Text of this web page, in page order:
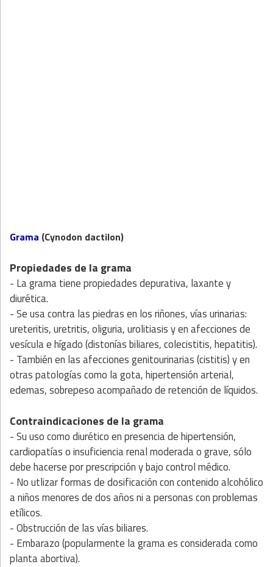
Grama (Cynodon dactilon)
Propiedades de la grama
- La grama tiene propiedades depurativa, laxante y
diurética.
- Se usa contra las piedras en los riñones, vías urinarias:
ureteritis, uretritis, oliguria, urolitiasis y en afecciones de
vesícula e hígado (distonías biliares, colecistitis, hepatitis).
- También en las afecciones genitourinarias (cistitis) y en
otras patologías como la gota, hipertensión arterial,
edemas, sobrepeso acompañado de retención de líquidos.
Contraindicaciones de la grama
- Su uso como diurético en presencia de hipertensión,
cardiopatías o insuficiencia renal moderada o grave, sólo
debe hacerse por prescripción y bajo control médico.
- No utlizar formas de dosificación con contenido alcohólico
a niños menores de dos años ni a personas con problemas
etílicos.
- Obstrucción de las vías biliares.
- Embarazo (popularmente la grama es considerada como
planta abortiva).